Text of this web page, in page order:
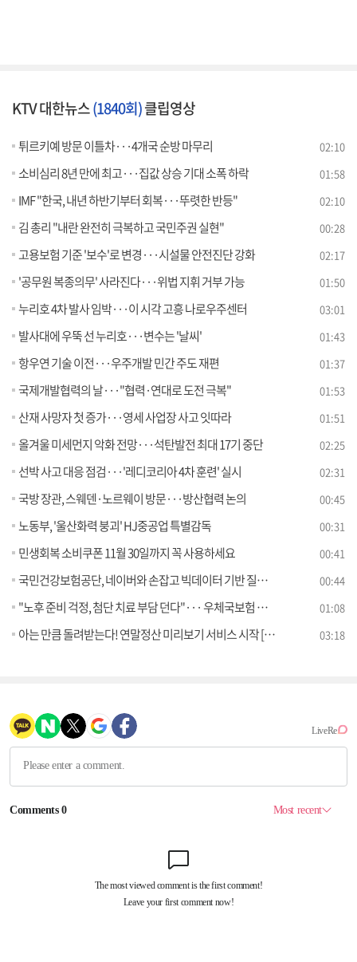
KTV 대한뉴스(1840회)클립영상
튀르키예 방문 이틀차···4개국 순방 마무리 02:10
소비심리 8년 만에 최고···집값 상승 기대 소폭 하락 01:58
IMF "한국, 내년 하반기부터 회복···뚜렷한 반등" 02:10
김 총리 "내란 완전히 극복하고 국민주권 실현" 00:28
고용보험 기준 '보수'로 변경···시설물 안전진단 강화 02:17
'공무원 복종의무' 사라진다···위법 지휘 거부 가능 01:50
누리호 4차 발사 임박···이 시각 고흥 나로우주센터 03:01
발사대에 우뚝 선 누리호···변수는 '날씨' 01:43
항우연 기술 이전···우주개발 민간 주도 재편 01:37
국제개발협력의 날···"협력·연대로 도전 극복" 01:53
산재 사망자 첫 증가···영세 사업장 사고 잇따라 01:51
올겨울 미세먼지 악화 전망···석탄발전 최대 17기 중단 02:25
선박 사고 대응 점검···'레디코리아 4차 훈련' 실시 02:31
국방 장관, 스웨덴·노르웨이 방문···방산협력 논의 00:45
노동부, '울산화력 붕괴' HJ중공업 특별감독 00:31
민생회복 소비쿠폰 11월 30일까지 꼭 사용하세요 00:41
국민건강보험공단, 네이버와 손잡고 빅데이터 기반 질병 통계 대국민 서비스 시작 00:44
"노후 준비 걱정, 첨단 치료 부담 던다"··· 우체국보험 신상품 2종 출시 01:08
아는 만큼 돌려받는다! 연말정산 미리보기 서비스 시작 [클릭K+] 03:18